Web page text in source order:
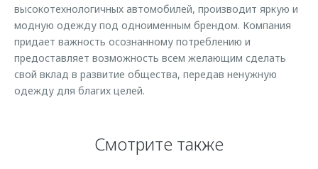
высокотехнологичных автомобилей, производит яркую и
модную одежду под одноименным брендом. Компания
придает важность осознанному потреблению и
предоставляет возможность всем желающим сделать
свой вклад в развитие общества, передав ненужную
одежду для благих целей.
Смотрите также